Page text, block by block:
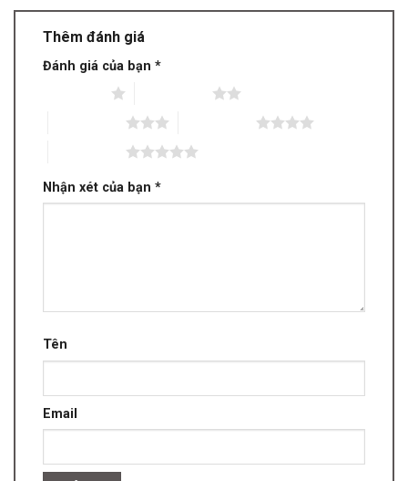
Thêm đánh giá
Đánh giá của bạn *
Nhận xét của bạn *
Tên
Email